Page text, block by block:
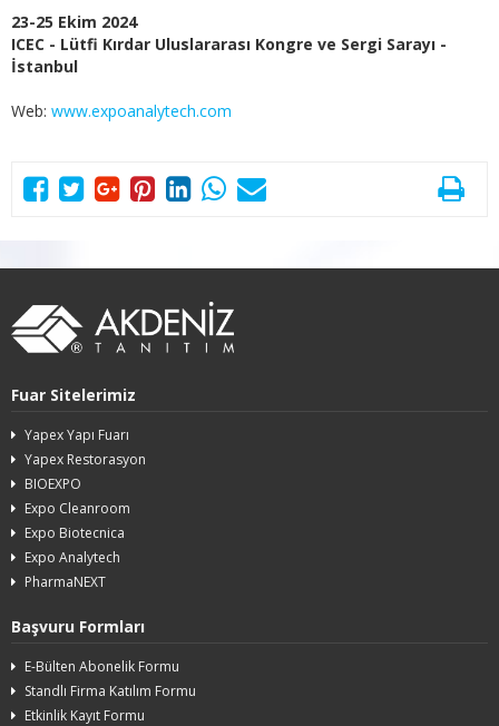
23-25 Ekim 2024
ICEC - Lütfi Kırdar Uluslararası Kongre ve Sergi Sarayı -
İstanbul
Web: www.expoanalytech.com
Fuar Sitelerimiz
Yapex Yapı Fuarı
Yapex Restorasyon
BIOEXPO
Expo Cleanroom
Expo Biotecnica
Expo Analytech
PharmaNEXT
Başvuru Formları
E-Bülten Abonelik Formu
Standlı Firma Katılım Formu
Etkinlik Kayıt Formu